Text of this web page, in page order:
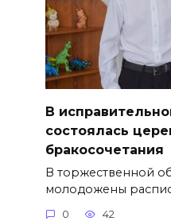
В
состоялась
бракосочетания
В торжественной
молодожены
0 42